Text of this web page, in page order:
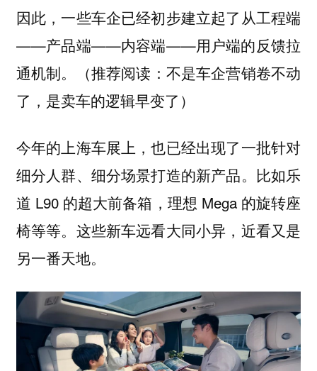
因此，一些车企已经初步建立起了从工程端
——产品端——内容端——用户端的反馈拉
通机制。（推荐阅读： 不是车企营销卷不动
了，是卖车的逻辑早变了）
今年的上海车展上，也已经出现了一批针对
细分人群、细分场景打造的新产品。比如乐
道 L90 的超大前备箱，理想 Mega 的旋转座
椅等等。这些新车远看大同小异，近看又是
另一番天地。